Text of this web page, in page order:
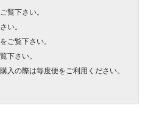
覧下さい。
い。
をご覧下さい。
下さい。
入の際は毎度便をご利用ください。